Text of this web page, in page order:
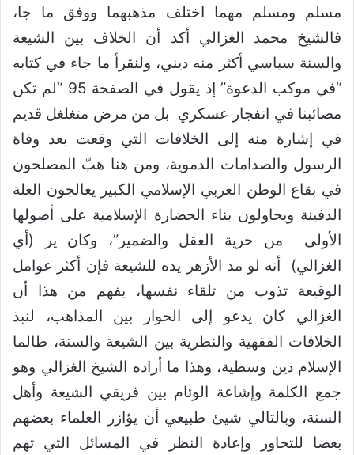
مسلم ومسلم مهما اختلف مذهبهما ووفق ما جا،
فالشيخ محمد الغزالي أكد أن الخلاف بين الشيعة
والسنة سياسي أكثر منه ديني، ولنقرأ ما جاء في كتابه
“في موكب الدعوة” إذ يقول في الصفحة 95 “لم تكن
مصائبنا في انفجار عسكري بل من مرض متغلغل قديم
في إشارة منه إلى الخلافات التي وقعت بعد وفاة
الرسول والصدامات الدموية، ومن هنا هبّ المصلحون
في بقاع الوطن العربي الإسلامي الكبير يعالجون العلة
الدفينة ويحاولون بناء الحضارة الإسلامية على أصولها
الأولى من حرية العقل والضمير”، وكان ير (أي
الغزالي) أنه لو مد الأزهر يده للشيعة فإن أكثر عوامل
الوقيعة تذوب من تلقاء نفسها، يفهم من هذا أن
الغزالي كان يدعو إلى الحوار بين المذاهب، لنبذ
الخلافات الفقهية والنظرية بين الشيعة والسنة، طالما
الإسلام دين وسطية، وهذا ما أراده الشيخ الغزالي وهو
جمع الكلمة وإشاعة الوئام بين فريقي الشيعة وأهل
السنة، وبالتالي شيئ طبيعي أن يؤازر العلماء بعضهم
بعضا للتحاور وإعادة النظر في المسائل التي تهم